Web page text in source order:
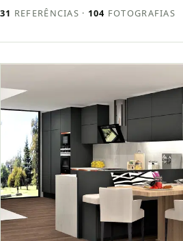
31 REFERÊNCIAS · 104 FOTOGRAFIAS